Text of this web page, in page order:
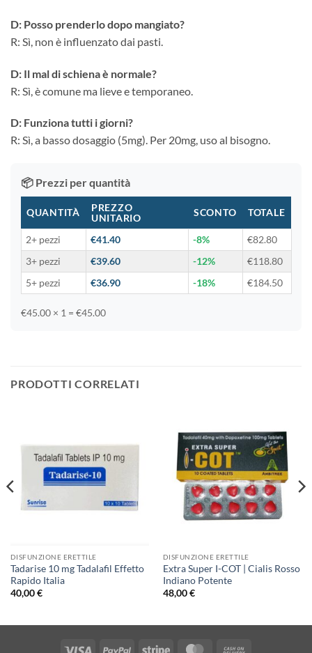
D: Posso prenderlo dopo mangiato?
R: Sì, non è influenzato dai pasti.
D: Il mal di schiena è normale?
R: Sì, è comune ma lieve e temporaneo.
D: Funziona tutti i giorni?
R: Sì, a basso dosaggio (5mg). Per 20mg, uso al bisogno.
📦 Prezzi per quantità
QUANTITÀ
PREZZO
UNITARIO
SCONTO TOTALE
2+ pezzi €41.40 -8%
€82.80
3+ pezzi
€39.60 -12%
€118.80
5+ pezzi
€36.90 -18% €184.50
€45.00 × 1 = €45.00
PRODOTTI CORRELATI
DISFUNZIONE ERETTILE
Tadarise 10 mg Tadalafil Effetto
Rapido Italia
40,00€
DISFUNZIONE ERETTILE
Extra Super I-COT | Cialis Rosso
Indiano Potente
48,00€
Visa PayPal Stripe MasterCard